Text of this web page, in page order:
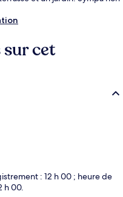
cet
: 12 h 00 ; heure de
h 00.